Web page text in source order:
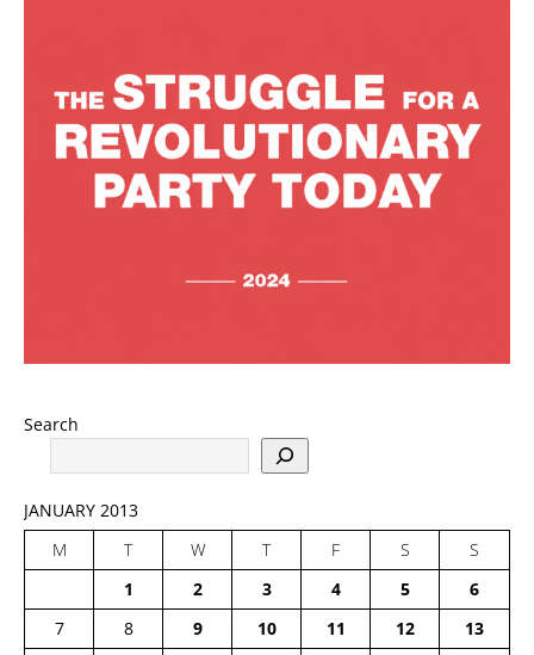
Search
JANUARY 2013
M
T W T F S
S
1
2 3 4 5
6
7
8 9 10 11 12
13